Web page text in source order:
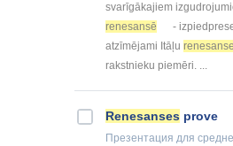
svarīgākajiem
renesansē
-
atzīmējami Itāļu
rakstnieku piemēri. ...
Renesanses prove
Презентация для